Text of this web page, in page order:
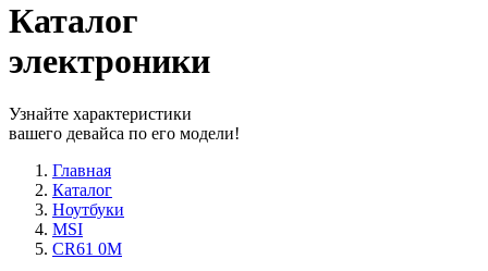
Каталог
электроники
Узнайте характеристики
вашего девайса по его модели!
Главная
Каталог
Ноутбуки
MSI
CR61 0M